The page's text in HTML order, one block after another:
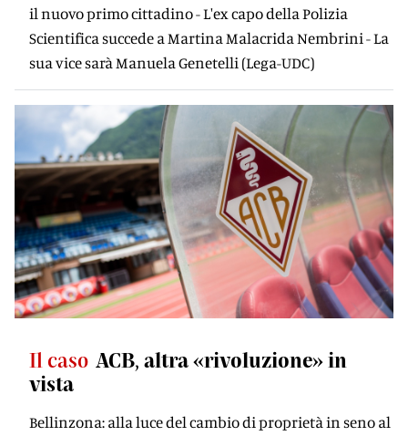
il nuovo primo cittadino - L'ex capo della Polizia
Scientifica succede a Martina Malacrida Nembrini - La
sua vice sarà Manuela Genetelli (Lega-UDC)
Il caso ACB, altra «rivoluzione» in
vista
Bellinzona: alla luce del cambio di proprietà in seno al